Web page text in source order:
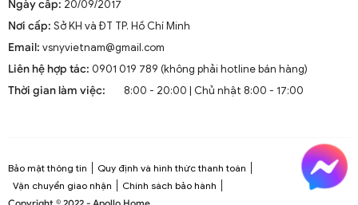
cơ, cánh quạt, bộ điều khiển và thân quạt. Các cánh quạt
được chế tạo từ chất liệu như gỗ, kim loại hoặc
composite để đảm bảo độ bền và hiệu suất.
Nguyên lý hoạt động cơ bản
Động cơ điện làm quay các cánh quạt, tạo ra dòng không
khí tuần hoàn trong không gian phòng.
Ngày cấp: 20/09/2017
Nơi cấp: Sở KH và ĐT TP. Hồ Chí Minh
Email: vsnyvietnam@gmail.com
Liên hệ hợp tác: 0901 019 789 (không phải hotline bán hàng)
Thời gian làm việc:
8:00 - 20:00 | Chủ nhật 8:00 - 17:00
Bảo mật thông tin
Quy định và hình thức thanh toán
Vận chuyển giao nhận
Chính sách bảo hành